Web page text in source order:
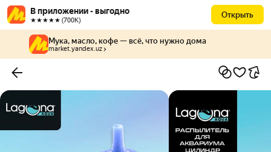
В приложении - выгодно
★★★★★ (700К)
Открыть
Мука, масло, кофе — всё, что нужно дома
market.yandex.uz